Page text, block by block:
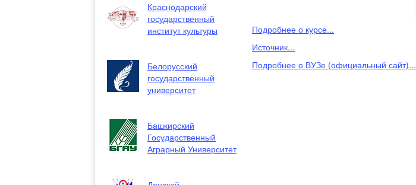
Краснодарский
государственный
институт культуры
Белорусский
государственный
университет
Башкирский
Государственный
Аграрный Университет
Подробнее о курсе...
Источник...
Подробнее о ВУЗе (официальный сайт)...